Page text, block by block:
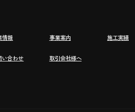
情報 事業案内 施工実績
い合わせ 取引会社様へ